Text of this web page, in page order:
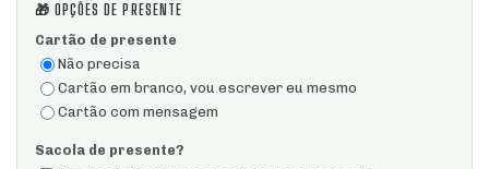
🎁 OPÇÕES DE PRESENTE
Cartão de presente
Não precisa
Cartão em branco, vou escrever eu mesmo
Cartão com mensagem
Sacola de presente?